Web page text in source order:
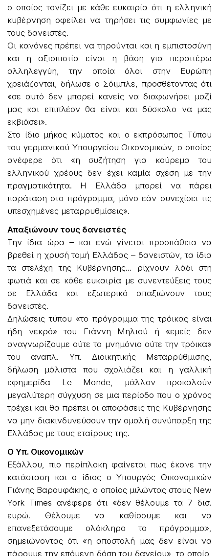
ο οποίος τονίζει με κάθε ευκαιρία ότι η ελληνική
κυβέρνηση οφείλει να τηρήσει τις συμφωνίες με
τους δανειστές.
Οι κανόνες πρέπει να τηρούνται και η εμπιστοσύνη
και η αξιοπιστία είναι η βάση για περαιτέρω
αλληλεγγύη, την οποία όλοι στην Ευρώπη
χρειάζονται, δήλωσε ο Σόιμπλε, προσθέτοντας ότι
«σε αυτό δεν μπορεί κανείς να διαφωνήσει μαζί
μας και επιπλέον θα είναι και δύσκολο να μας
εκβιάσει».
Στο ίδιο μήκος κύματος και ο εκπρόσωπος Τύπου
του γερμανικού Υπουργείου Οικονομικών, ο οποίος
ανέφερε ότι «η συζήτηση για κούρεμα του
ελληνικού χρέους δεν έχει καμία σχέση με την
πραγματικότητα. Η Ελλάδα μπορεί να πάρει
παράταση στο πρόγραμμα, μόνο εάν συνεχίσει τις
υπεσχημένες μεταρρυθμίσεις».
Απαξιώνουν τους δανειστές
Την ίδια ώρα – και ενώ γίνεται προσπάθεια να
βρεθεί η χρυσή τομή Ελλάδας – δανειστών, τα ίδια
τα στελέχη της Κυβέρνησης… ρίχνουν λάδι στη
φωτιά και σε κάθε ευκαιρία με συνεντεύξεις τους
σε Ελλάδα και εξωτερικό απαξιώνουν τους
δανειστές.
Δηλώσεις τύπου «το πρόγραμμα της τρόικας είναι
ήδη νεκρό» του Γιάννη Μηλιού ή «εμείς δεν
αναγνωρίζουμε ούτε το μνημόνιο ούτε την τρόικα»
του αναπλ. Υπ. Διοικητικής Μεταρρύθμισης,
δήλωση μάλιστα που σχολιάζει και η γαλλική
εφημερίδα Le Monde, μάλλον προκαλούν
μεγαλύτερη σύγχυση σε μια περίοδο που ο χρόνος
τρέχει και θα πρέπει οι αποφάσεις της Κυβέρνησης
να μην διακινδυνεύσουν την ομαλή συνύπαρξη της
Ελλάδας με τους εταίρους της.
Ο Υπ. Οικονομικών
Εξάλλου, πιο περίπλοκη φαίνεται πως έκανε την
κατάσταση και ο ίδιος ο Υπουργός Οικονομικών
Γιάνης Βαρουφάκης, ο οποίος μιλώντας στους New
York Times ανέφερε ότι «δεν θέλουμε τα 7 δισ.
ευρώ. Θέλουμε να καθίσουμε και να
επανεξετάσουμε ολόκληρο το πρόγραμμα»,
σημειώνοντας ότι «η αποστολή μας δεν είναι να
πάρουμε την επόμενη δόση του δανείου», το οποίο,